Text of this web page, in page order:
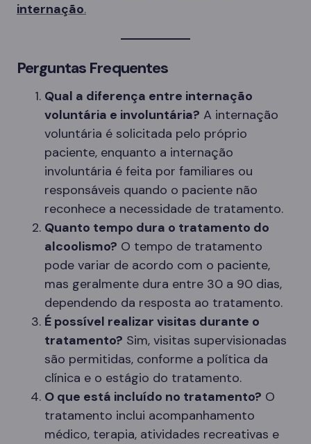
internação.
Perguntas Frequentes
Qual a diferença entre internação
voluntária e involuntária? A internação
voluntária é solicitada pelo próprio
paciente, enquanto a internação
involuntária é feita por familiares ou
responsáveis quando o paciente não
reconhece a necessidade de tratamento.
Quanto tempo dura o tratamento do
alcoolismo? O tempo de tratamento
pode variar de acordo com o paciente,
mas geralmente dura entre 30 a 90 dias,
dependendo da resposta ao tratamento.
É possível realizar visitas durante o
tratamento? Sim, visitas supervisionadas
são permitidas, conforme a política da
clínica e o estágio do tratamento.
O que está incluído no tratamento? O
tratamento inclui acompanhamento
médico, terapia, atividades recreativas e